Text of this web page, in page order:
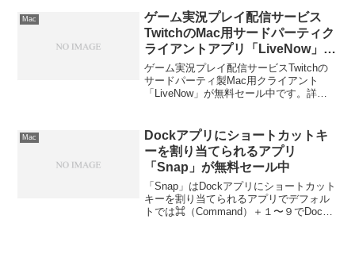
Mac
ゲーム実況プレイ配信サービス
TwitchのMac用サードパーティク
ライアントアプリ「LiveNow」が
無料セール中。
ゲーム実況プレイ配信サービスTwitchの
サードパーティ製Mac用クライアント
「LiveNow」が無料セール中です。詳細
Mac
Dockアプリにショートカットキ
ーを割り当てられるアプリ
「Snap」が無料セール中
「Snap」はDockアプリにショートカット
キーを割り当てられるアプリでデフォル
トでは⌘（Command）＋１〜９でDock